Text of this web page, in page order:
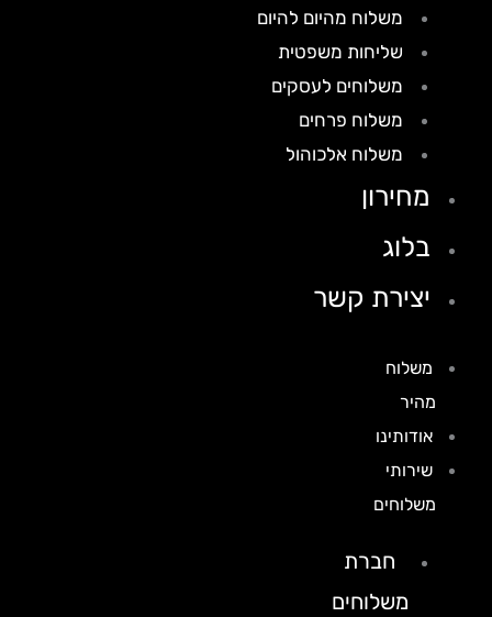
משלוח מהיום להיום
שליחות משפטית
משלוחים לעסקים
משלוח פרחים
משלוח אלכוהול
מחירון
בלוג
יצירת קשר
משלוח
אודותינו
שירותי
משלוחים
חברת
משלוחים